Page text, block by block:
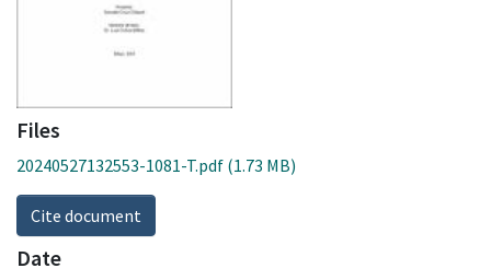
Files
20240527132553-1081-T.pdf (1.73 MB)
Cite document
Date